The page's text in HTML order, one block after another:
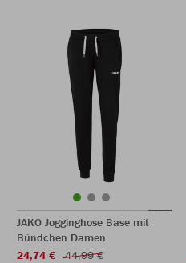
JAKO Jogginghose Base mit
Bündchen Damen
24,74 €
44,99 €